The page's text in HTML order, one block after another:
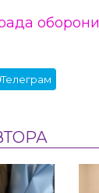
оборони
Телеграм